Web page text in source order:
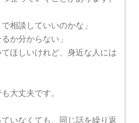
で相談していいのかな」
か分からない」
てほしいけれど、身近な人には
大丈夫です。
いなくても、同じ話を繰り返